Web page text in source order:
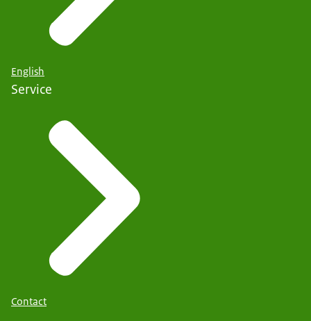
English
Service
Contact